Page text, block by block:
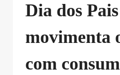
Dia dos Pais
movimenta
com